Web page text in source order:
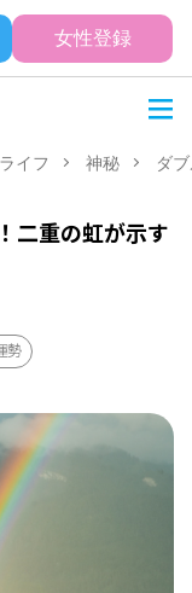
女性登録
イフ 神秘 ダ
二重の虹が示す
勢